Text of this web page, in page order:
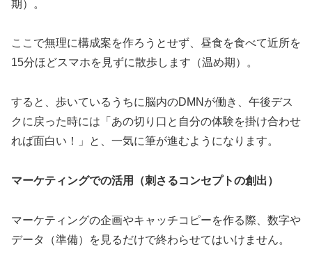
期）。
ここで無理に構成案を作ろうとせず、昼食を食べて近所を
15分ほどスマホを見ずに散歩します（温め期）。
すると、歩いているうちに脳内のDMNが働き、午後デス
クに戻った時には「あの切り口と自分の体験を掛け合わせ
れば面白い！」と、一気に筆が進むようになります。
マーケティングでの活用（刺さるコンセプトの創出）
マーケティングの企画やキャッチコピーを作る際、数字や
データ（準備）を見るだけで終わらせてはいけません。